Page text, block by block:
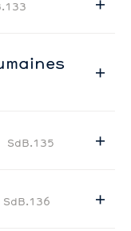
SdB.135
SdB.136